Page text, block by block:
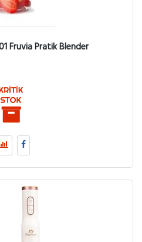
Fruvia Pratik Blender